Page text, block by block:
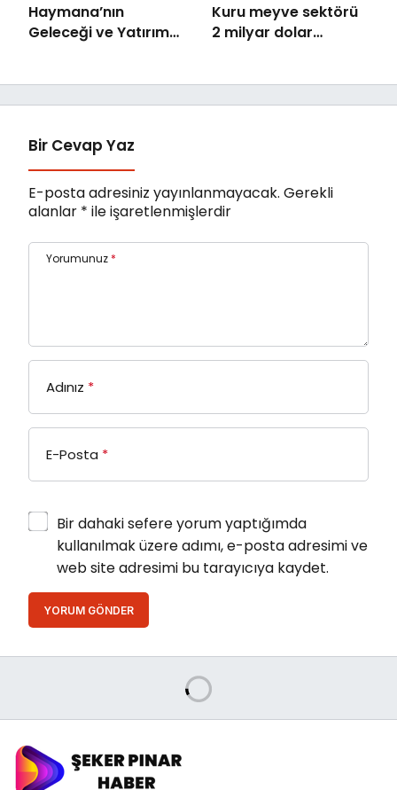
Haymana’nın
Geleceği ve Yatırım
Kuru meyve sektörü
2 milyar dolar
Bir Cevap Yaz
E-posta adresiniz yayınlanmayacak. Gerekli
alanlar * ile işaretlenmişlerdir
Yorumunuz *
Adınız *
E-Posta *
Bir dahaki sefere yorum yaptığımda
kullanılmak üzere adımı, e-posta adresimi ve
web site adresimi bu tarayıcıya kaydet.
YORUM GÖNDER